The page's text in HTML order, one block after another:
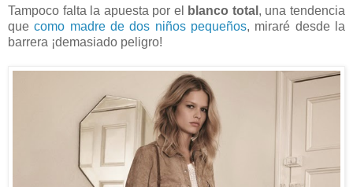
Tampoco falta la apuesta por el blanco total , una tendencia
quecomo madre de dos niños pequeños, miraré desde la
barrera ¡demasiado peligro!